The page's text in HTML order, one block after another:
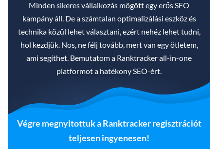
Minden sikeres vállalkozás mögött egy erős SEO
kampány áll. De a számtalan optimalizálási eszköz és
technika közül lehet választani, ezért nehéz lehet tudni,
hol kezdjük. Nos, ne félj tovább, mert van egy ötletem,
ami segíthet. Bemutatom a Ranktracker all-in-one
platformot a hatékony SEO-ért.
Végre megnyitottuk a Ranktracker regisztrációt
teljesen ingyenesen!